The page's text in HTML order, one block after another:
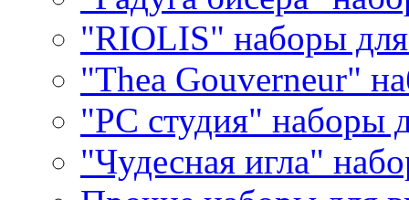
"RIOLIS" наборы
"Thea Gouverneur"
"РС студия" наборы
"Чудесная игла"